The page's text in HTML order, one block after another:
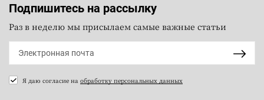
Подпишитесь на рассылку
Раз в неделю мы присылаем самые важные статьи
Я даю согласие на обработку персональных данных